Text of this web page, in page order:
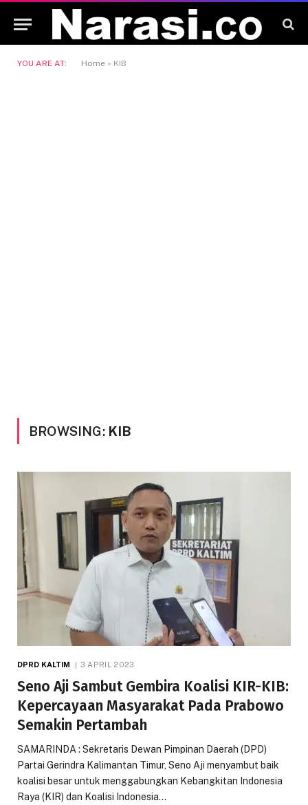
YOU ARE AT: Home » KIB
BROWSING: KIB
DPRD KALTIM 3 APRIL 2023
Seno Aji Sambut Gembira Koalisi KIR-KIB:
Kepercayaan Masyarakat Pada Prabowo
Semakin Pertambah
SAMARINDA : Sekretaris Dewan Pimpinan Daerah (DPD)
Partai Gerindra Kalimantan Timur, Seno Aji menyambut baik
koalisi besar untuk menggabungkan Kebangkitan Indonesia
Raya (KIR) dan Koalisi Indonesia…